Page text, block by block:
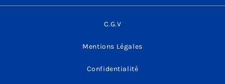
C.G.V
Mentions Légales
Confidentialité